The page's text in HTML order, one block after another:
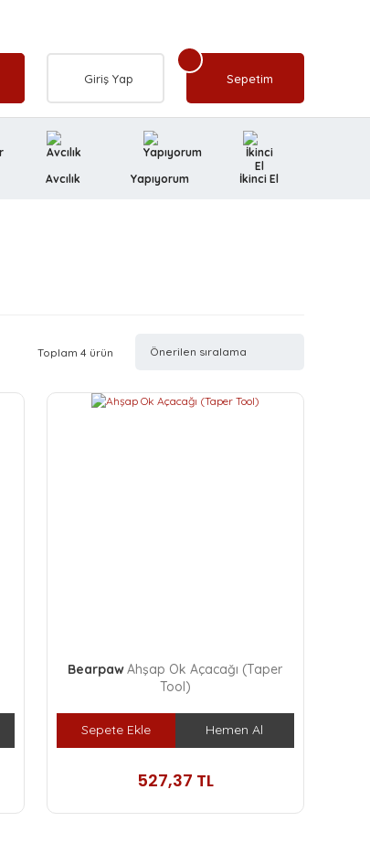
Giriş Yap Sepetim
Avcılık Yapıyorum İkinci El
Toplam 4 ürün
BearpawAhşap Ok Açacağı (Taper
Tool)
Sepete Ekle Hemen Al
527,37 TL